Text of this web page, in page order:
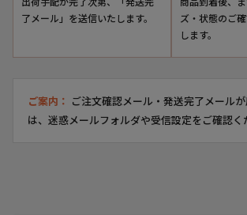
了メール」を送信いたします。
ズ・状態のご
します。
ご案内： ご注文確認メール・発送完了メール
は、迷惑メールフォルダや受信設定をご確認く